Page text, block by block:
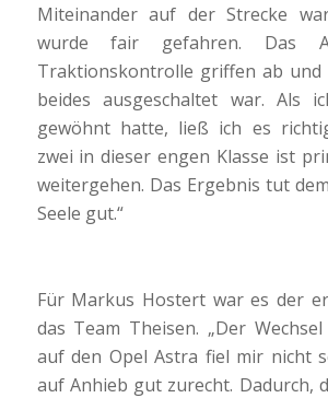
Miteinander auf der Strecke
wurde fair gefahren. Das
Traktionskontrolle griffen ab und
beides ausgeschaltet war. Als
gewöhnt hatte, ließ ich es
zwei in dieser engen Klasse ist
weitergehen. Das Ergebnis tut
Seele gut.“
Für Markus Hostert war es der
das Team Theisen. „Der
auf den Opel Astra fiel mir nicht
auf Anhieb gut zurecht. Dadurch,